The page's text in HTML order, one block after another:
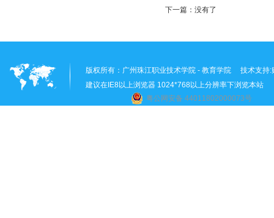
下一篇： 没有了
版权所有： 广州珠江职业技术学院 - 教育学院 技术支持:
建议在IE8以上浏览器 1024*768以上分辨率下浏览本站
粤公网安备 44011802000073号